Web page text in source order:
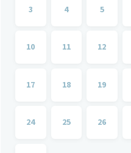
3 4 5
10 11 12
17 18 19
24 25 26